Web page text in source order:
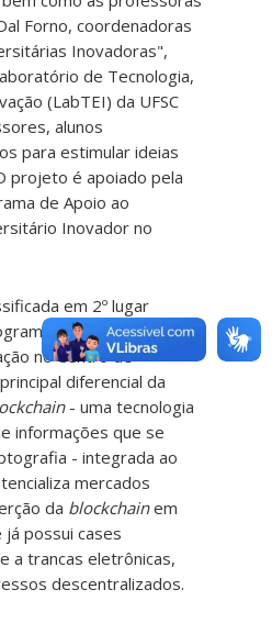
Forno, coordenadoras
Inovadoras",
de Tecnologia,
(LabTEI) da UFSC
alunos
para estimular ideias
projeto é apoiado pela
de Apoio ao
Inovador no
em 2º lugar
Nascer, do
no Centro de
diferencial da
- uma tecnologia
informações que se
- integrada ao
mercados
da blockchainem
possui cases
a trancas eletrônicas,
descentralizados.